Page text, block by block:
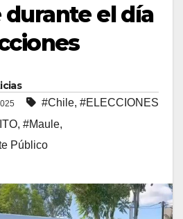
durante el día
#Chile, #ELECCIONES
, #Maule,
Público